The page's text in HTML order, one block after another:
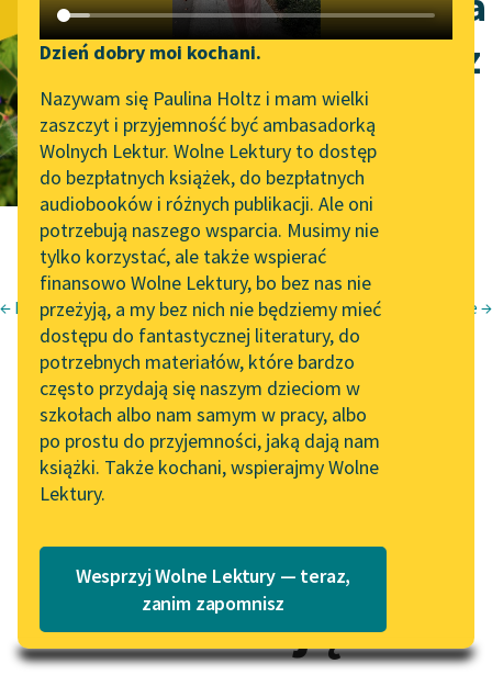
Katalog DAISY
Podkasty o książkach
Zgłoś brak utworu
Aktualności
„Prokurator Alicja Horn”
do słuchania
Byliśmy częścią AI Impact
Lab
Zapraszamy na spotkanie
online z tłumaczkami
literatury skandynawskiej
Spotkanie z Katarzyną
Tunkiel w Oslo
102. lata temu zmarł
Joseph Conrad
Lektury szkolne i klasyka
literatury do słuchania dla
uczennic i uczniów z
Narzędzia
Mapa Wolnych Lektur
Leśmianator
Przewodnik dla piszących i
czytających
API
OAI-PMH
Widget Wolnych Lektur
Przypisy
Katalog w formacie PDF
Dzień dobry moi kochani.
Nazywam się Paulina Holtz i mam wielki
zaszczyt i przyjemność być ambasadorką
Wolnych Lektur. Wolne Lektury to dostęp
do bezpłatnych książek, do bezpłatnych
audiobooków i różnych publikacji. Ale oni
potrzebują naszego wsparcia. Musimy nie
tylko korzystać, ale także wspierać
finansowo Wolne Lektury, bo bez nas nie
przeżyją, a my bez nich nie będziemy mieć
dostępu do fantastycznej literatury, do
potrzebnych materiałów, które bardzo
często przydają się naszym dzieciom w
szkołach albo nam samym w pracy, albo
po prostu do przyjemności, jaką dają nam
książki. Także kochani, wspierajmy Wolne
Lektury.
Wesprzyj Wolne Lektury — teraz,
zanim zapomnisz
piąta. Bambola z
funkcją
śpiewania
Pieśń trzydziesta szósta. Bambola traci swe funkcje →
← Pieśń trzydziesta czwarta. Blu spotyka czarną Bambolę
Bianka Rolando
Biała książka
Niebo
Pieśń trzydziesta
piąta. Bambola z
funkcją